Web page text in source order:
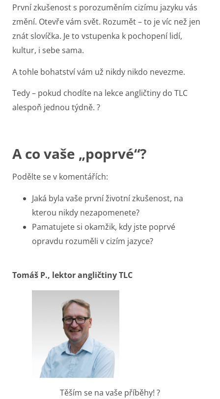
První zkušenost s porozuměním cizímu jazyku vás
změní. Otevře vám svět. Rozumět – to je víc než jen
znát slovíčka. Je to vstupenka k pochopení lidí,
kultur, i sebe sama.
A tohle bohatství vám už nikdy nikdo nevezme.
Tedy – pokud chodíte na lekce angličtiny do TLC
alespoň jednou týdně. ?
A co vaše „poprvé“?
Podělte se v komentářích:
Jaká byla vaše první životní zkušenost, na
kterou nikdy nezapomenete?
Pamatujete si okamžik, kdy jste poprvé
opravdu rozuměli v cizím jazyce?
Tomáš P., lektor angličtiny TLC
Těším se na vaše příběhy! ?